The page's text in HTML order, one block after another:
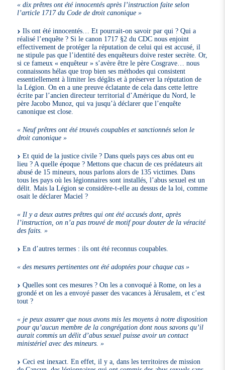
« dix prêtres ont été innocentés après l’instruction faite selon
l’article 1717 du Code de droit canonique »
Ils ont été innocentés… Et pourrait-on savoir par qui ? Qui a
réalisé l’enquête ? Si le canon 1717 §2 du CDC nous enjoint
effectivement de protéger la réputation de celui qui est accusé, il
ne stipule pas que l’identité des enquêteurs doive rester secrète. Or,
si ce fameux « enquêteur » s’avère être le père Cosgrave… nous
connaissons hélas que trop bien ses méthodes qui consistent
essentiellement à limiter les dégâts et à préserver la réputation de
la Légion. On en a une preuve éclatante de cela dans cette lettre
écrite par l’ancien directeur territorial d’Amérique du Nord, le
père Jacobo Munoz, qui va jusqu’à déclarer que l’enquête
canonique est close.
« Neuf prêtres ont été trouvés coupables et sanctionnés selon le
droit canonique »
Et quid de la justice civile ? Dans quels pays ces abus ont eu
lieu ? A quelle époque ? Mettons que chacun de ces prédateurs ait
abusé de 15 mineurs, nous parlons alors de 135 victimes. Dans
tous les pays où les légionnaires sont installés, l’abus sexuel est un
délit. Mais la Légion se considère-t-elle au dessus de la loi, comme
osait le déclarer Maciel ?
« Il y a deux autres prêtres qui ont été accusés dont, après
l’instruction, on n’a pas trouvé de motif pour douter de la véracité
des faits. »
En d’autres termes : ils ont été reconnus coupables.
« des mesures pertinentes ont été adoptées pour chaque cas »
Quelles sont ces mesures ? On les a convoqué à Rome, on les a
grondé et on les a envoyé passer des vacances à Jérusalem, et c’est
tout ?
« je peux assurer que nous avons mis les moyens à notre disposition
pour qu’aucun membre de la congrégation dont nous savons qu’il
aurait commis un délit d’abus sexuel puisse avoir un contact
ministériel avec des mineurs. »
Ceci est inexact. En effet, il y a, dans les territoires de mission